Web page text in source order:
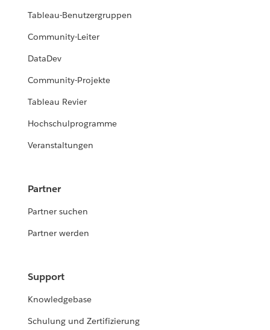
Tableau-Benutzergruppen
Community-Leiter
DataDev
Community-Projekte
Tableau Revier
Hochschulprogramme
Veranstaltungen
Partner
Partner suchen
Partner werden
Support
Knowledgebase
Schulung und Zertifizierung